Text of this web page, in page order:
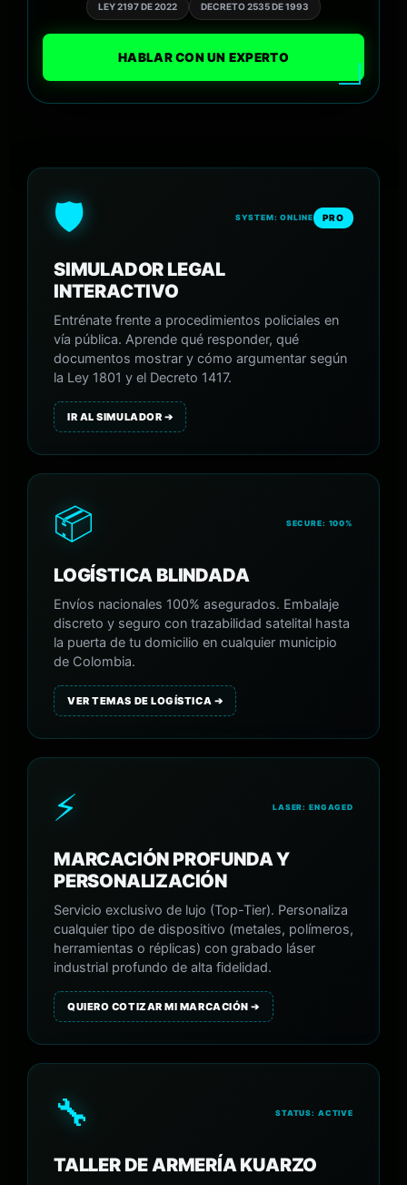
LEY 2197 DE 2022 DECRETO 2535 DE 1993
HABLAR CON UN EXPERTO
🛡️ SYSTEM: ONLINE PRO
SIMULADOR LEGAL
INTERACTIVO
Entrénate frente a procedimientos policiales en
vía pública. Aprende qué responder, qué
documentos mostrar y cómo argumentar según
la Ley 1801 y el Decreto 1417.
IR AL SIMULADOR ➔
📦 SECURE: 100%
LOGÍSTICA BLINDADA
Envíos nacionales 100% asegurados. Embalaje
discreto y seguro con trazabilidad satelital hasta
la puerta de tu domicilio en cualquier municipio
de Colombia.
VER TEMAS DE LOGÍSTICA ➔
⚡ LASER: ENGAGED
MARCACIÓN PROFUNDA Y
PERSONALIZACIÓN
Servicio exclusivo de lujo (Top-Tier). Personaliza
cualquier tipo de dispositivo (metales, polímeros,
herramientas o réplicas) con grabado láser
industrial profundo de alta fidelidad.
QUIERO COTIZAR MI MARCACIÓN ➔
🔧 STATUS: ACTIVE
TALLER DE ARMERÍA KUARZO